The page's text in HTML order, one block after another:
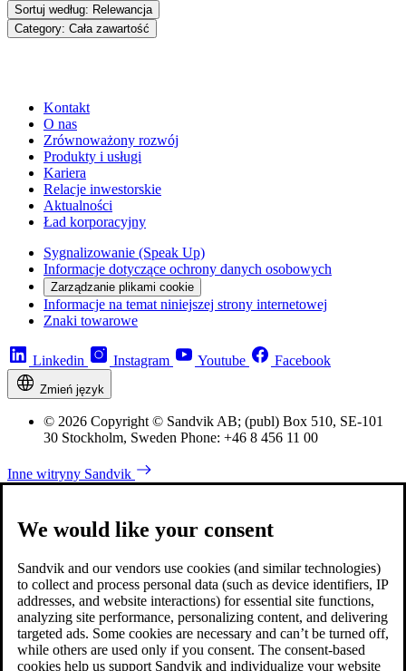
Sortuj według: Relewancja
Category: Cała zawartość
Kontakt
O nas
Zrównoważony rozwój
Produkty i usługi
Kariera
Relacje inwestorskie
Aktualności
Ład korporacyjny
Sygnalizowanie (Speak Up)
Informacje dotyczące ochrony danych osobowych
Zarządzanie plikami cookie
Informacje na temat niniejszej strony internetowej
Znaki towarowe
Linkedin Instagram Youtube Facebook
Zmień język
© 2026 Copyright © Sandvik AB; (publ) Box 510, SE-101
30 Stockholm, Sweden Phone: +46 8 456 11 00
Inne witryny Sandvik
We would like your consent
Sandvik and our vendors use cookies (and similar technologies)
to collect and process personal data (such as device identifiers, IP
addresses, and website interactions) for essential site functions,
analyzing site performance, personalizing content, and delivering
targeted ads. Some cookies are necessary and can’t be turned off,
while others are used only if you consent. The consent-based
cookies help us support Sandvik and individualize your website